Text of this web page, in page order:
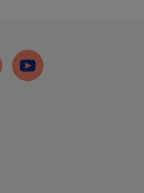
Youtube